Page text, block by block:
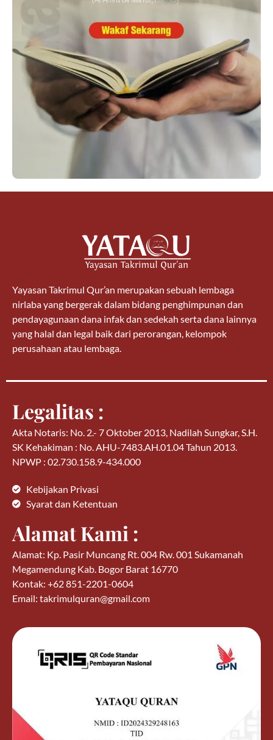
Yayasan Takrimul Qur’an merupakan sebuah lembaga
nirlaba yang bergerak dalam bidang penghimpunan dan
pendayagunaan dana infak dan sedekah serta dana lainnya
yang halal dan legal baik dari perorangan, kelompok
perusahaan atau lembaga.
Legalitas :
Akta Notaris: No. 2.- 7 Oktober 2013, Nadilah Sungkar, S.H.
SK Kehakiman : No. AHU-7483.AH.01.04 Tahun 2013.
NPWP : 02.730.158.9-434.000
Kebijakan Privasi
Syarat dan Ketentuan
Alamat Kami :
Alamat: Kp. Pasir Muncang Rt. 004 Rw. 001 Sukamanah
Megamendung Kab. Bogor Barat 16770
Kontak: +62 851-2201-0604
Email: takrimulquran@gmail.com